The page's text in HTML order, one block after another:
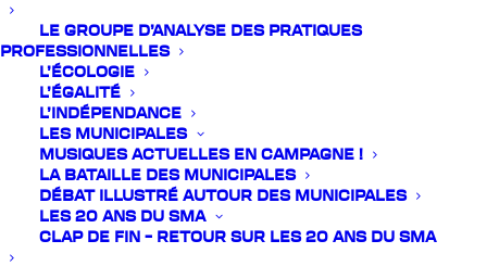
LE GROUPE D’ANALYSE DES PRATIQUES
PROFESSIONNELLES
L’ÉCOLOGIE
L’ÉGALITÉ
L’INDÉPENDANCE
LES MUNICIPALES
MUSIQUES ACTUELLES EN CAMPAGNE !
LA BATAILLE DES MUNICIPALES
DÉBAT ILLUSTRÉ AUTOUR DES MUNICIPALES
LES 20 ANS DU SMA
CLAP DE FIN – RETOUR SUR LES 20 ANS DU SMA
13 mars 2026
TRIBUNE COLLECTIVE : NOS COMMUNES
MÉRITENT MIEUX QUE L’EXTRÊME DROITE